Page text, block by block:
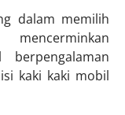
dalam memilih
berpengalaman
kaki kaki mobil